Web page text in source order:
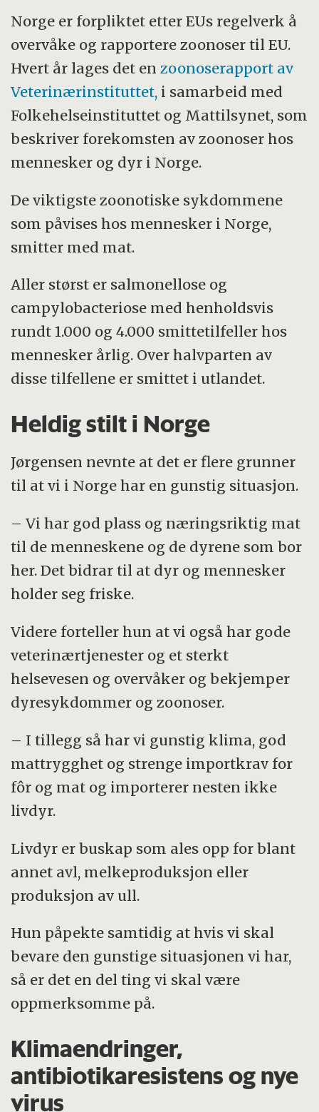
Norge er forpliktet etter EUs regelverk å
overvåke og rapportere zoonoser til EU.
Hvert år lages det enzoonoserapport av
Veterinærinstituttet, i samarbeid med
Folkehelseinstituttet og Mattilsynet, som
beskriver forekomsten av zoonoser hos
mennesker og dyr i Norge.
De viktigste zoonotiske sykdommene
som påvises hos mennesker i Norge,
smitter med mat.
Aller størst er salmonellose og
campylobacteriose med henholdsvis
rundt 1.000 og 4.000 smittetilfeller hos
mennesker årlig. Over halvparten av
disse tilfellene er smittet i utlandet.
Heldig stilt i Norge
Jørgensen nevnte at det er flere grunner
til at vi i Norge har en gunstig situasjon.
– Vi har god plass og næringsriktig mat
til de menneskene og de dyrene som bor
her. Det bidrar til at dyr og mennesker
holder seg friske.
Videre forteller hun at vi også har gode
veterinærtjenester og et sterkt
helsevesen og overvåker og bekjemper
dyresykdommer og zoonoser.
– I tillegg så har vi gunstig klima, god
mattrygghet og strenge importkrav for
fôr og mat og importerer nesten ikke
livdyr.
Livdyr er buskap som ales opp for blant
annet avl, melkeproduksjon eller
produksjon av ull.
Hun påpekte samtidig at hvis vi skal
bevare den gunstige situasjonen vi har,
så er det en del ting vi skal være
oppmerksomme på.
Klimaendringer,
antibiotikaresistens og nye
virus